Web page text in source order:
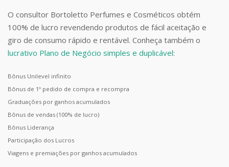
O consultor Bortoletto Perfumes e Cosméticos obtém
100% de lucro revendendo produtos de fácil aceitação e
giro de consumo rápido e rentável. Conheça também o
lucrativo Plano de Negócio simples e duplicável:
Bônus Unilevel infinito
Bônus de 1º pedido de compra e recompra
Graduações por ganhos acumulados
Bônus de vendas (100% de lucro)
Bônus Liderança
Participação dos Lucros
Viagens e premiações por ganhos acumulados